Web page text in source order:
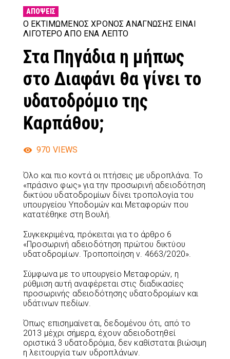
ΑΠΌΨΕΙΣ
Ο ΕΚΤΙΜΏΜΕΝΟΣ ΧΡΌΝΟΣ ΑΝΆΓΝΩΣΗΣ ΕΊΝΑΙ
ΛΙΓΌΤΕΡΟ ΑΠΌ ΈΝΑ ΛΕΠΤΌ
Στα Πηγάδια η μήπως
στο Διαφάνι θα γίνει το
υδατοδρόμιο της
Καρπάθου;
970 VIEWS
Όλο και πιο κοντά οι πτήσεις με υδροπλάνα. Το
«πράσινο φως» για την προσωρινή αδειοδότηση
δικτύου υδατοδρομίων δίνει τροπολογία του
υπουργείου Υποδομών και Μεταφορών που
κατατέθηκε στη Βουλή.
Συγκεκριμένα, πρόκειται για το άρθρο 6
«Προσωρινή αδειοδότηση πρώτου δικτύου
υδατοδρομίων. Τροποποίηση ν. 4663/2020».
Σύμφωνα με το υπουργείο Μεταφορών, η
ρύθμιση αυτή αναφέρεται στις διαδικασίες
προσωρινής αδειοδότησης υδατοδρομίων και
υδάτινων πεδίων.
Όπως επισημαίνεται, δεδομένου ότι, από το
2013 μέχρι σήμερα, έχουν αδειοδοτηθεί
οριστικά 3 υδατοδρόμια, δεν καθίσταται βιώσιμη
η λειτουργία των υδροπλάνων.